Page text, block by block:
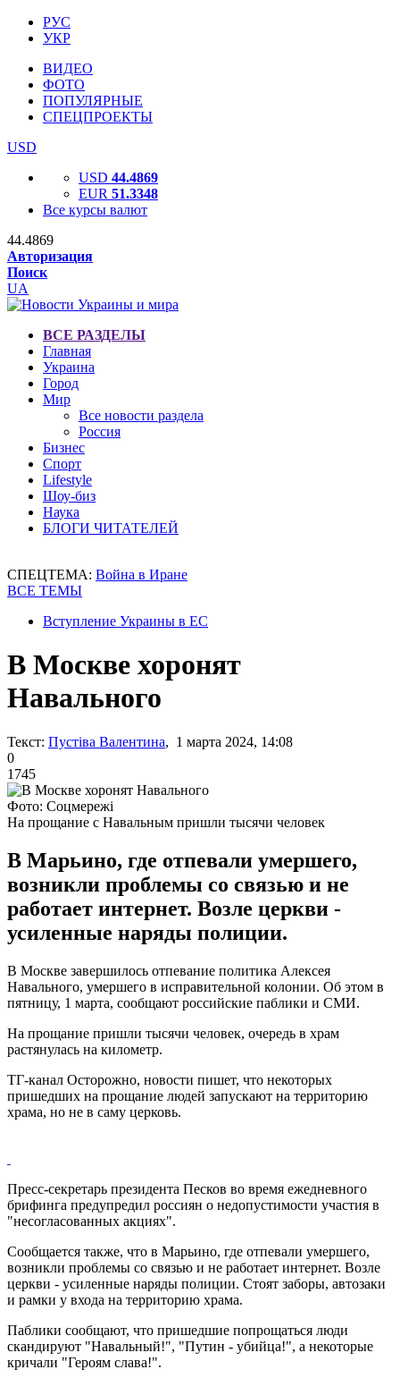
РУС
УКР
ВИДЕО
ФОТО
ПОПУЛЯРНЫЕ
СПЕЦПРОЕКТЫ
USD
USD 44.4869
EUR 51.3348
Все курсы валют
44.4869
Авторизация
Поиск
UA
ВСЕ РАЗДЕЛЫ
Главная
Украина
Город
Мир
Все новости раздела
Россия
Бизнес
Спорт
Lifestyle
Шоу-биз
Наука
БЛОГИ ЧИТАТЕЛЕЙ
СПЕЦТЕМА: Война в Иране
ВСЕ ТЕМЫ
Вступление Украины в ЕС
В Москве хоронят
Навального
Текст: Пустіва Валентина, 1 марта 2024, 14:08
0
1745
Фото: Соцмережі
На прощание с Навальным пришли тысячи человек
В Марьино, где отпевали умершего,
возникли проблемы со связью и не
работает интернет. Возле церкви -
усиленные наряды полиции.
В Москве завершилось отпевание политика Алексея
Навального, умершего в исправительной колонии. Об этом в
пятницу, 1 марта, сообщают российские паблики и СМИ.
На прощание пришли тысячи человек, очередь в храм
растянулась на километр.
ТГ-канал Осторожно, новости пишет, что некоторых
пришедших на прощание людей запускают на территорию
храма, но не в саму церковь.
Пресс-секретарь президента Песков во время ежедневного
брифинга предупредил россиян о недопустимости участия в
"несогласованных акциях".
Сообщается также, что в Марьино, где отпевали умершего,
возникли проблемы со связью и не работает интернет. Возле
церкви - усиленные наряды полиции. Стоят заборы, автозаки
и рамки у входа на территорию храма.
Паблики сообщают, что пришедшие попрощаться люди
скандируют "Навальный!", "Путин - убийца!", а некоторые
кричали "Героям слава!".